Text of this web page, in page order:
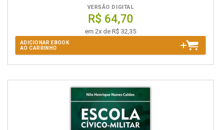
VERSÃO DIGITAL
R$ 64,70
em 2x de R$ 32,35
ADICIONAR EBOOK
AO CARRINHO